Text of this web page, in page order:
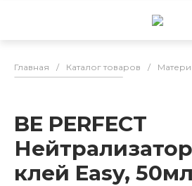
Главная / Каталог товаров /
BE PERFECT
клей Easy, 50мл